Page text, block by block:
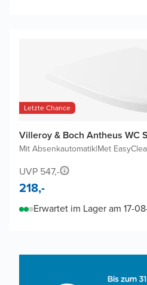
Letzte Chance
Villeroy & Boch Antheus WC
Mit Absenkautomatik|Met
UVP 547,-
218,-
Erwartet im Lager am 17-